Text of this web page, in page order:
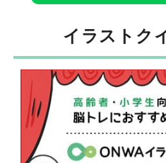
イラストク